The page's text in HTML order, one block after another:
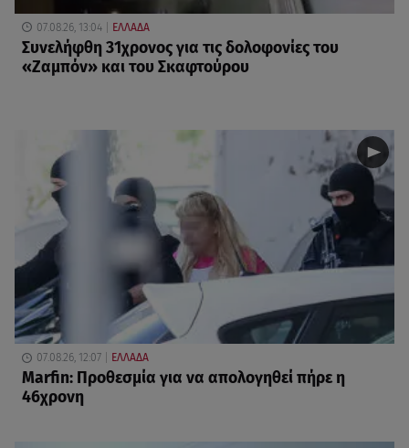
07.08.26, 13:04 ΕΛΛΑΔΑ
Συνελήφθη 31χρονος για τις δολοφονίες του
«Ζαμπόν» και του Σκαφτούρου
07.08.26, 12:07 ΕΛΛΑΔΑ
Marfin: Προθεσμία για να απολογηθεί πήρε η
46χρονη